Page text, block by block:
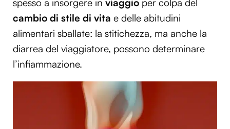
cambio di stile di vita e delle abitudini
alimentari sballate: la stitichezza, ma anche la
diarrea del viaggiatore, possono determinare
l’infiammazione.